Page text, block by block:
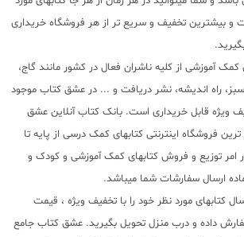
و بیشترین تخفیف و سریع تر از هر فروشگاه خریداری
کمک آموزشی از کلیه ناشران فعال در کشور مانند گاج،
راه اندیشه، نشر دریافت و ... در عشق کتاب موجود
ویژه قابل خریداری است. بانک کتاب آنلاین عشق
فروشگاه اینترنتی کتابهای کمک درسی از پایه تا
سابقه 15 ساله در امر توزیع و فروش کتابهای کمک آموزشی و کودک و
ارسال سفارشات شما میباشد.
کتابهای مورد نظر خود را با تخفیف ویژه ، قیمت
داده و درب منزل تحویل بگیرید. عشق کتاب جامع